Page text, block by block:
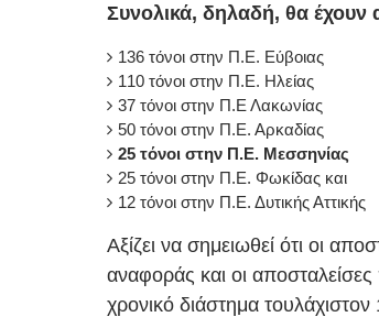
Συνολικά, δηλαδή, θα έχουν
136 τόνοι στην Π.Ε. Εύβοιας
110 τόνοι στην Π.Ε. Ηλείας
37 τόνοι στην Π.Ε Λακωνίας
50 τόνοι στην Π.Ε. Αρκαδίας
25 τόνοι στην Π.Ε. Μεσσηνίας
25 τόνοι στην Π.Ε. Φωκίδας και
12 τόνοι στην Π.Ε. Δυτικής Αττικής
Αξίζει να σημειωθεί ότι οι
αναφοράς και οι
χρονικό διάστημα